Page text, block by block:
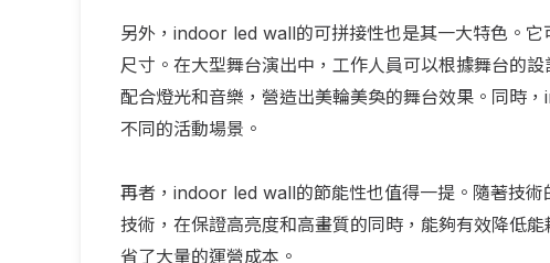
另外，indoor led wall的可拼接性也是其一大特色。
尺寸。在大型舞台演出中，工作人員可以根據舞台的
配合燈光和音樂，營造出美輪美奐的舞台效果。同時
不同的活動場景。
再者，indoor led wall的節能性也值得一提。隨著技
技術，在保證高亮度和高畫質的同時，能夠有效降低
省了大量的運營成本。